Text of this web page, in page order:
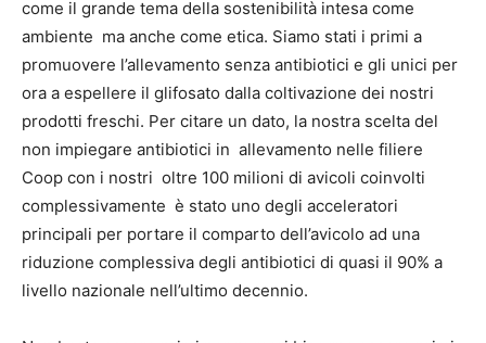
come il grande tema della sostenibilità intesa come
ambiente ma anche come etica. Siamo stati i primi a
promuovere l’allevamento senza antibiotici e gli unici per
ora a espellere il glifosato dalla coltivazione dei nostri
prodotti freschi. Per citare un dato, la nostra scelta del
non impiegare antibiotici in allevamento nelle filiere
Coop con i nostri oltre 100 milioni di avicoli coinvolti
complessivamente è stato uno degli acceleratori
principali per portare il comparto dell’avicolo ad una
riduzione complessiva degli antibiotici di quasi il 90% a
livello nazionale nell’ultimo decennio.